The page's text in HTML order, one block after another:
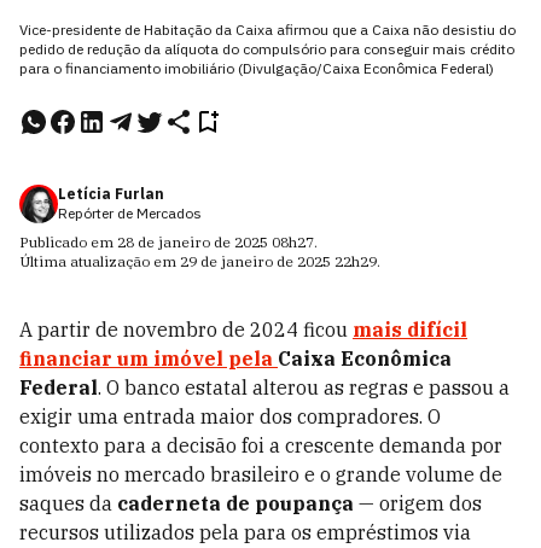
Vice-presidente de Habitação da Caixa afirmou que a Caixa não desistiu do
pedido de redução da alíquota do compulsório para conseguir mais crédito
para o financiamento imobiliário (Divulgação/Caixa Econômica Federal)
Letícia Furlan
Repórter de Mercados
Publicado em 28 de janeiro de 2025 08h27.
Última atualização em 29 de janeiro de 2025 22h29.
A partir de novembro de 2024 ficou mais difícil
financiar um imóvel pela Caixa Econômica
Federal. O banco estatal alterou as regras e passou a
exigir uma entrada maior dos compradores. O
contexto para a decisão foi a crescente demanda por
imóveis no mercado brasileiro e o grande volume de
saques da caderneta de poupança — origem dos
recursos utilizados pela para os empréstimos via